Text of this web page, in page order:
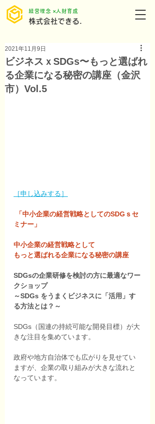
株式会社できる.
​経営理念 ×人財育成
ビジネスｘSDGs〜もっと選ばれ
る企業になる秘密の講座（金沢
市）Vol.5
2021年11月9日
［申し込みする］
「中小企業の経営戦略としてのSDGｓセ
ミナー」
中小企業の経営戦略として
もっと選ばれる企業になる秘密の講座
SDGsの企業研修を検討の方に最適なワー
クショップ
～SDGs をうまくビジネスに「活用」す
る方法とは？～
SDGs（国連の持続可能な開発目標）が大
きな注目を集めています。
政府や地方自治体でも広がりを見せてい
ますが、企業の取り組みが大きな流れと
なっています。